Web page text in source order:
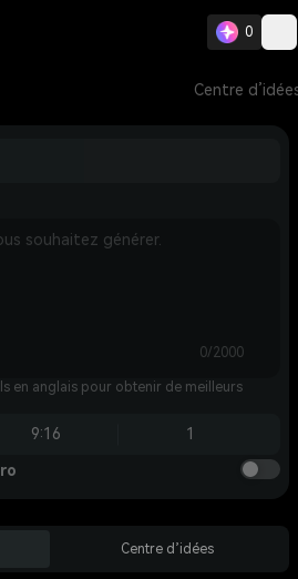
0
Centre
0/2000
en anglais pour obtenir de meilleurs
9:16 1
Centre d’idées